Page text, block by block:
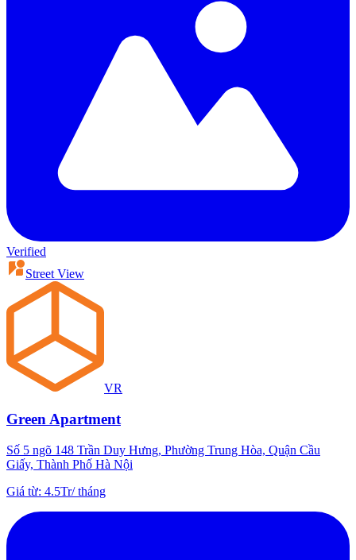
Verified
Street View
VR
Green Apartment
Số 5 ngõ 148 Trần Duy Hưng, Phường Trung Hòa, Quận Cầu
Giấy, Thành Phố Hà Nội
Giá từ: 4.5Tr/tháng